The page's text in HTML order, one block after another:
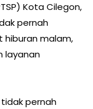
Kota Cilegon,
pernah
hiburan malam,
layanan
tidak pernah